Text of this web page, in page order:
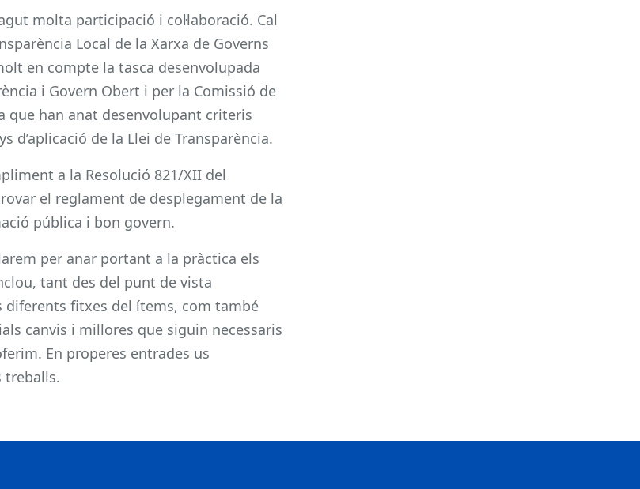
molta participació i col·laboració. Cal
Local de la Xarxa de Governs
en compte la tasca desenvolupada
i Govern Obert i per la Comissió de
que han anat desenvolupant criteris
d’aplicació de la Llei de Transparència.
a la Resolució 821/XII del
el reglament de desplegament de la
pública i bon govern.
per anar portant a la pràctica els
tant des del punt de vista
diferents fitxes del ítems, com també
canvis i millores que siguin necessaris
En properes entrades us
treballs.